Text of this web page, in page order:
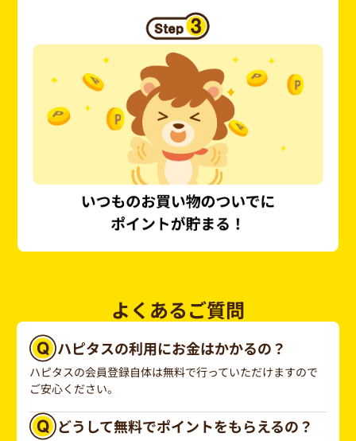
よくあるご質問
ハピタスの利用にお金はかかるの？
ハピタスの会員登録自体は無料で行っていただけますので
ご安心ください。
どうして無料でポイントをもらえるの？